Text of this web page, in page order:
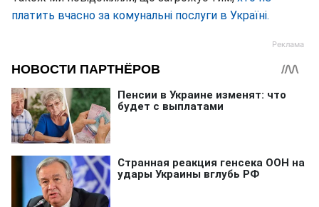
платить вчасно за комунальні послуги в Україні.